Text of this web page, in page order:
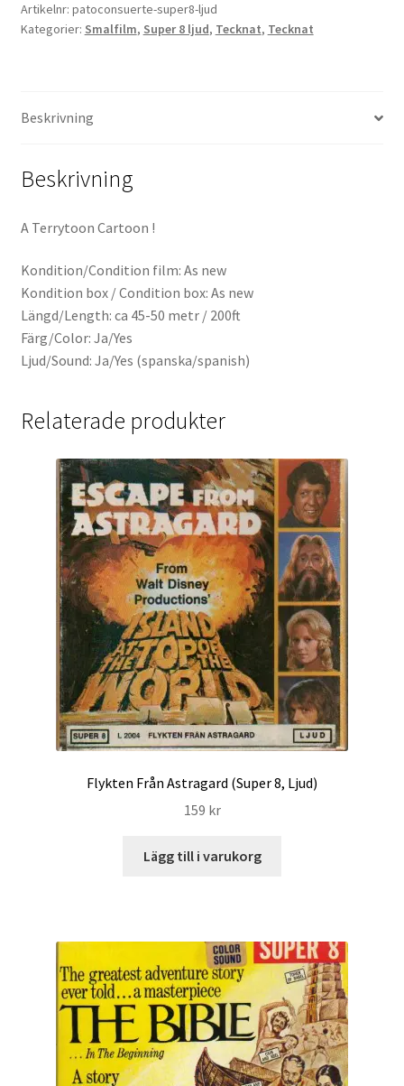
Butik
Suerte
(Super
Artikelnr: patoconsuerte-super8-ljud
Kategorier: Smalfilm, Super 8 ljud, Tecknat, Tecknat
Beskrivning
Beskrivning
A Terrytoon Cartoon !
Kondition/Condition film: As new
Kondition box / Condition box: As new
Längd/Length: ca 45-50 metr / 200ft
Färg/Color: Ja/Yes
Ljud/Sound: Ja/Yes (spanska/spanish)
Relaterade produkter
Flykten Från Astragard (Super 8, Ljud)
159 kr
Lägg till i varukorg